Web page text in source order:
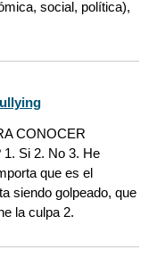
social, política),
CONOCER
Si 2. No 3. He
que es el
siendo golpeado, que
la culpa 2.